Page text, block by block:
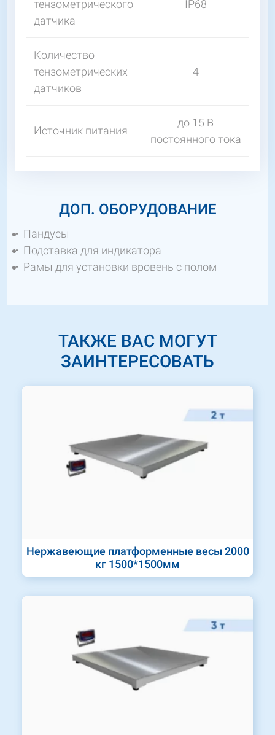
тензометрического
датчика
IP68
Количество
тензометрических
датчиков
4
Источник питания
до 15 В
постоянного тока
ДОП. ОБОРУДОВАНИЕ
Пандусы
Подставка для индикатора
Рамы для установки вровень с полом
ТАКЖЕ ВАС МОГУТ
ЗАИНТЕРЕСОВАТЬ
Нержавеющие платформенные весы 2000
кг 1500*1500мм